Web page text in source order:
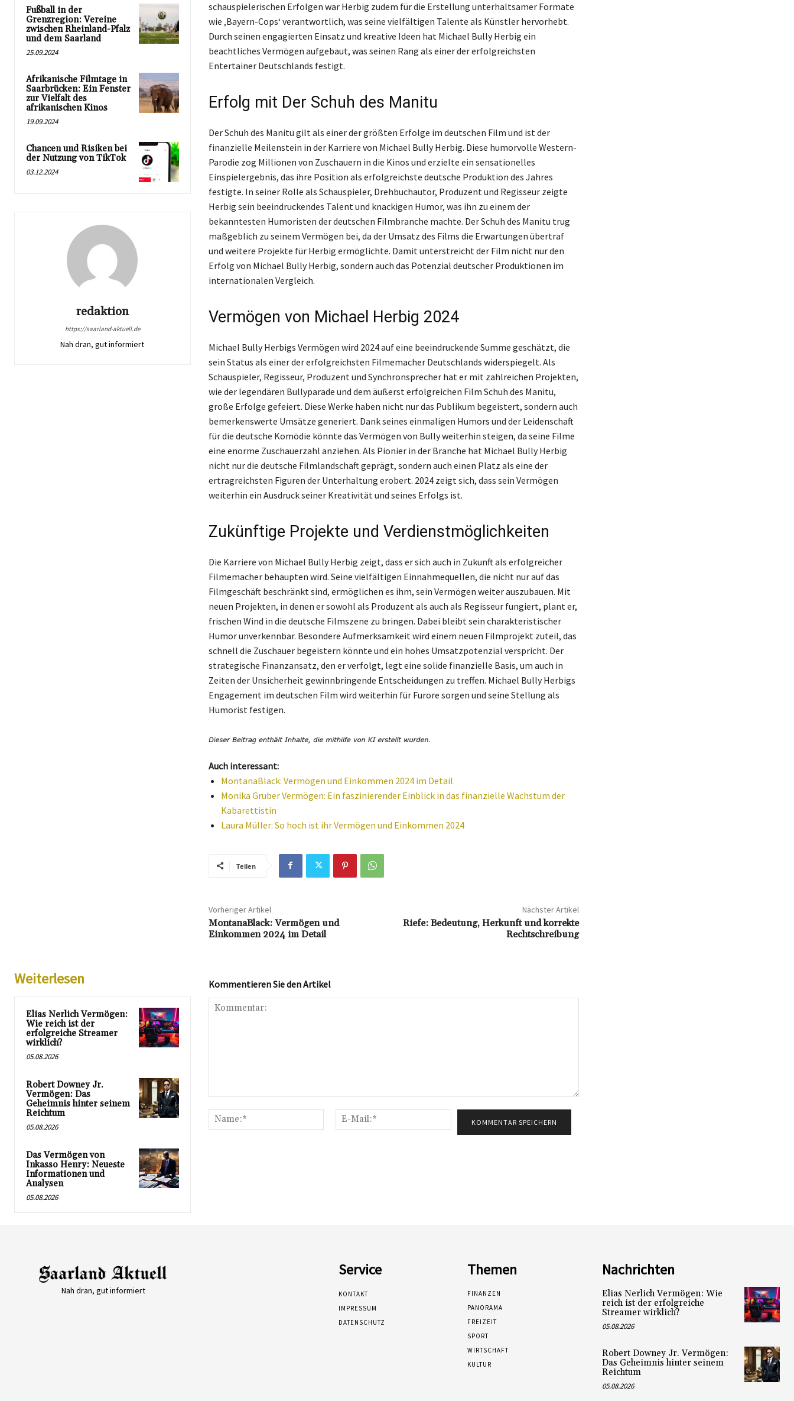
Fußball in der
Grenzregion: Vereine
zwischen Rheinland-Pfalz
und dem Saarland
25.09.2024
Afrikanische Filmtage in
Saarbrücken: Ein Fenster
zur Vielfalt des
afrikanischen Kinos
19.09.2024
Chancen und Risiken bei
der Nutzung von TikTok
03.12.2024
redaktion
https://saarland-aktuell.de
Nah dran, gut informiert
schauspielerischen Erfolgen war Herbig zudem für die Erstellung unterhaltsamer Formate
wie ‚Bayern-Cops‘ verantwortlich, was seine vielfältigen Talente als Künstler hervorhebt.
Durch seinen engagierten Einsatz und kreative Ideen hat Michael Bully Herbig ein
beachtliches Vermögen aufgebaut, was seinen Rang als einer der erfolgreichsten
Entertainer Deutschlands festigt.
Erfolg mit Der Schuh des Manitu
Der Schuh des Manitu gilt als einer der größten Erfolge im deutschen Film und ist der
finanzielle Meilenstein in der Karriere von Michael Bully Herbig. Diese humorvolle Western-
Parodie zog Millionen von Zuschauern in die Kinos und erzielte ein sensationelles
Einspielergebnis, das ihre Position als erfolgreichste deutsche Produktion des Jahres
festigte. In seiner Rolle als Schauspieler, Drehbuchautor, Produzent und Regisseur zeigte
Herbig sein beeindruckendes Talent und knackigen Humor, was ihn zu einem der
bekanntesten Humoristen der deutschen Filmbranche machte. Der Schuh des Manitu trug
maßgeblich zu seinem Vermögen bei, da der Umsatz des Films die Erwartungen übertraf
und weitere Projekte für Herbig ermöglichte. Damit unterstreicht der Film nicht nur den
Erfolg von Michael Bully Herbig, sondern auch das Potenzial deutscher Produktionen im
internationalen Vergleich.
Vermögen von Michael Herbig 2024
Michael Bully Herbigs Vermögen wird 2024 auf eine beeindruckende Summe geschätzt, die
sein Status als einer der erfolgreichsten Filmemacher Deutschlands widerspiegelt. Als
Schauspieler, Regisseur, Produzent und Synchronsprecher hat er mit zahlreichen Projekten,
wie der legendären Bullyparade und dem äußerst erfolgreichen Film Schuh des Manitu,
große Erfolge gefeiert. Diese Werke haben nicht nur das Publikum begeistert, sondern auch
bemerkenswerte Umsätze generiert. Dank seines einmaligen Humors und der Leidenschaft
für die deutsche Komödie könnte das Vermögen von Bully weiterhin steigen, da seine Filme
eine enorme Zuschauerzahl anziehen. Als Pionier in der Branche hat Michael Bully Herbig
nicht nur die deutsche Filmlandschaft geprägt, sondern auch einen Platz als eine der
ertragreichsten Figuren der Unterhaltung erobert. 2024 zeigt sich, dass sein Vermögen
weiterhin ein Ausdruck seiner Kreativität und seines Erfolgs ist.
Zukünftige Projekte und Verdienstmöglichkeiten
Die Karriere von Michael Bully Herbig zeigt, dass er sich auch in Zukunft als erfolgreicher
Filmemacher behaupten wird. Seine vielfältigen Einnahmequellen, die nicht nur auf das
Filmgeschäft beschränkt sind, ermöglichen es ihm, sein Vermögen weiter auszubauen. Mit
neuen Projekten, in denen er sowohl als Produzent als auch als Regisseur fungiert, plant er,
frischen Wind in die deutsche Filmszene zu bringen. Dabei bleibt sein charakteristischer
Humor unverkennbar. Besondere Aufmerksamkeit wird einem neuen Filmprojekt zuteil, das
schnell die Zuschauer begeistern könnte und ein hohes Umsatzpotenzial verspricht. Der
strategische Finanzansatz, den er verfolgt, legt eine solide finanzielle Basis, um auch in
Zeiten der Unsicherheit gewinnbringende Entscheidungen zu treffen. Michael Bully Herbigs
Engagement im deutschen Film wird weiterhin für Furore sorgen und seine Stellung als
Humorist festigen.
Auch interessant:
MontanaBlack: Vermögen und Einkommen 2024 im Detail
Monika Gruber Vermögen: Ein faszinierender Einblick in das finanzielle Wachstum der
Kabarettistin
Laura Müller: So hoch ist ihr Vermögen und Einkommen 2024
Teilen
Vorheriger Artikel
MontanaBlack: Vermögen und
Einkommen 2024 im Detail
Nächster Artikel
Riefe: Bedeutung, Herkunft und korrekte
Rechtschreibung
Weiterlesen
Elias Nerlich Vermögen:
Wie reich ist der
erfolgreiche Streamer
wirklich?
05.08.2026
Robert Downey Jr.
Vermögen: Das
Geheimnis hinter seinem
Reichtum
05.08.2026
Das Vermögen von
Inkasso Henry: Neueste
Informationen und
Analysen
05.08.2026
Kommentieren Sie den Artikel
Name:*
Mail:*
Nah dran, gut informiert
Service
KONTAKT
IMPRESSUM
DATENSCHUTZ
Themen
FINANZEN
PANORAMA
FREIZEIT
SPORT
WIRTSCHAFT
KULTUR
Nachrichten
Elias Nerlich Vermögen: Wie
reich ist der erfolgreiche
Streamer wirklich?
05.08.2026
Robert Downey Jr. Vermögen:
Das Geheimnis hinter seinem
Reichtum
05.08.2026